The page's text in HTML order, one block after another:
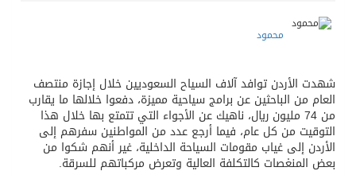
محمود
شهدت الأردن توافد آلاف السياح السعوديين خلال إجازة منتصف
العام من الباحثين عن برامج سياحية مميزة، دفعوا خلالها ما يقارب
من 74 مليون ريال، ناهيك عن الأجواء التي تتمتع بها خلال هذا
التوقيت من كل عام، فيما أرجع عدد من المواطنين سفرهم إلى
الأردن إلى غياب مقومات السياحة الداخلية، غير أنهم شكوا من
بعض المنغصات كالتكلفة العالية وتعرض مركباتهم للسرقة.